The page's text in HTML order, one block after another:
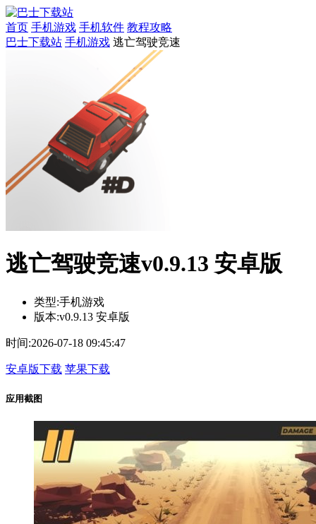
首页 手机游戏 手机软件 教程攻略
巴士下载站 手机游戏 逃亡驾驶竞速
逃亡驾驶竞速v0.9.13 安卓版
类型:手机游戏
版本:v0.9.13 安卓版
时间:2026-07-18 09:45:47
安卓版下载 苹果下载
应用截图